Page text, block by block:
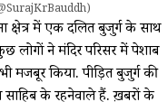
में एक दलित बुजुर्ग के साथ
लोगों ने मंदिर परिसर में पेशाब
मजबूर किया. पीड़ित बुजुर्ग की